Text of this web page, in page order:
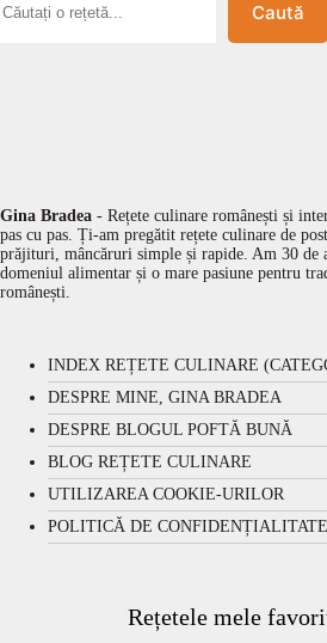
Caută
Gina Bradea - Rețete culinare românești și
pas cu pas. Ți-am pregătit rețete culinare de
prăjituri, mâncăruri simple și rapide. Am 30 de
domeniul alimentar și o mare pasiune pentru
românești.
INDEX REȚETE CULINARE
DESPRE MINE, GINA BRADEA
DESPRE BLOGUL POFTĂ BUNĂ
BLOG REȚETE CULINARE
UTILIZAREA COOKIE-URILOR
POLITICĂ DE CONFIDENȚIALITATE
Rețetele mele